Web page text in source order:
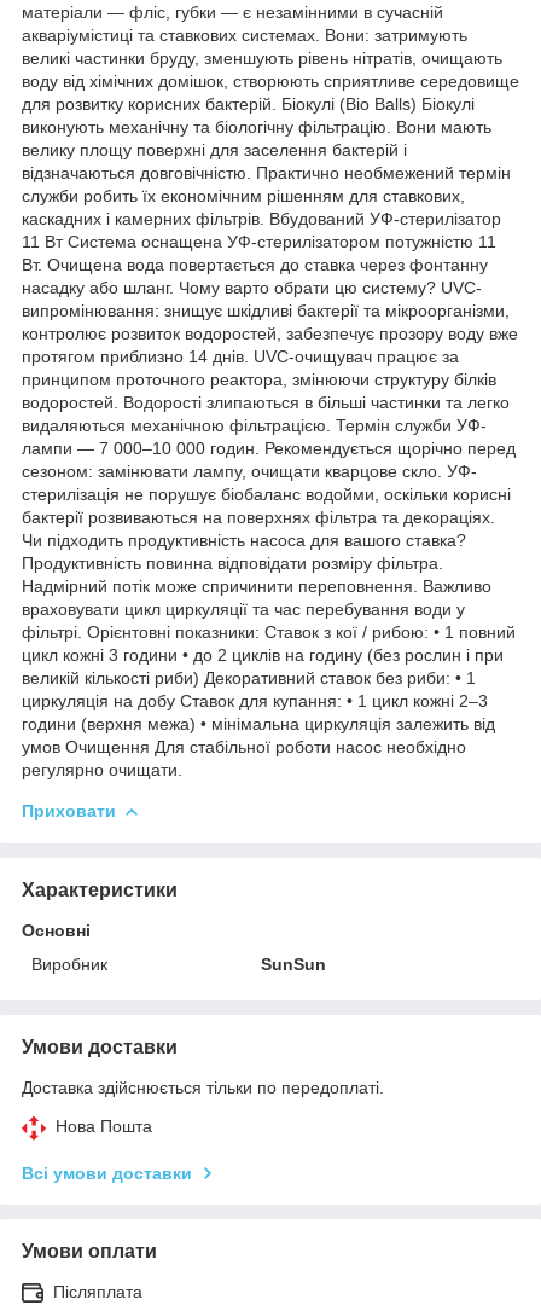
матеріали — фліс, губки — є незамінними в сучасній
акваріумістиці та ставкових системах. Вони: затримують
великі частинки бруду, зменшують рівень нітратів, очищають
воду від хімічних домішок, створюють сприятливе середовище
для розвитку корисних бактерій. Біокулі (Bio Balls) Біокулі
виконують механічну та біологічну фільтрацію. Вони мають
велику площу поверхні для заселення бактерій і
відзначаються довговічністю. Практично необмежений термін
служби робить їх економічним рішенням для ставкових,
каскадних і камерних фільтрів. Вбудований УФ-стерилізатор
11 Вт Система оснащена УФ-стерилізатором потужністю 11
Вт. Очищена вода повертається до ставка через фонтанну
насадку або шланг. Чому варто обрати цю систему? UVC-
випромінювання: знищує шкідливі бактерії та мікроорганізми,
контролює розвиток водоростей, забезпечує прозору воду вже
протягом приблизно 14 днів. UVC-очищувач працює за
принципом проточного реактора, змінюючи структуру білків
водоростей. Водорості злипаються в більші частинки та легко
видаляються механічною фільтрацією. Термін служби УФ-
лампи — 7 000–10 000 годин. Рекомендується щорічно перед
сезоном: замінювати лампу, очищати кварцове скло. УФ-
стерилізація не порушує біобаланс водойми, оскільки корисні
бактерії розвиваються на поверхнях фільтра та декораціях.
Чи підходить продуктивність насоса для вашого ставка?
Продуктивність повинна відповідати розміру фільтра.
Надмірний потік може спричинити переповнення. Важливо
враховувати цикл циркуляції та час перебування води у
фільтрі. Орієнтовні показники: Ставок з кої / рибою: • 1 повний
цикл кожні 3 години • до 2 циклів на годину (без рослин і при
великій кількості риби) Декоративний ставок без риби: • 1
циркуляція на добу Ставок для купання: • 1 цикл кожні 2–3
години (верхня межа) • мінімальна циркуляція залежить від
умов Очищення Для стабільної роботи насос необхідно
регулярно очищати.
Приховати
Характеристики
Основні
Виробник
SunSun
Умови доставки
Доставка здійснюється тільки по передоплаті.
Нова Пошта
Всі умови доставки
Умови оплати
Післяплата